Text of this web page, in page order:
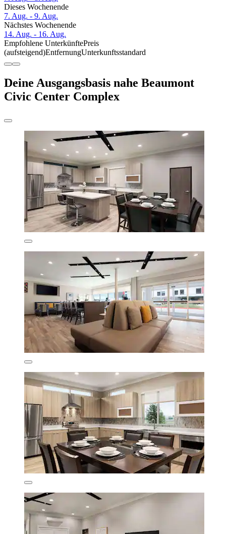
Dieses Wochenende
7. Aug. - 9. Aug.
Nächstes Wochenende
14. Aug. - 16. Aug.
Empfohlene UnterkünftePreis
(aufsteigend)EntfernungUnterkunftsstandard
Deine Ausgangsbasis nahe Beaumont
Civic Center Complex